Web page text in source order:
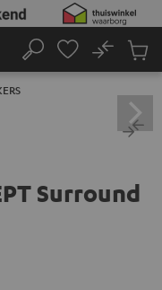
Zoeken
No
Surround